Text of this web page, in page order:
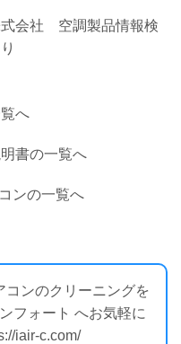
式会社 空調製品情報検
へ
書の一覧へ
ンの一覧へ
コンのクリーニングを
フォート へお気軽に
iair-c.com/